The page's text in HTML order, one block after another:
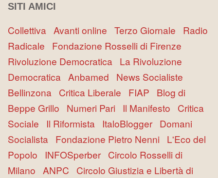
SITI AMICI
Collettiva Avanti online Terzo Giornale Radio
Radicale Fondazione Rosselli di Firenze
Rivoluzione Democratica La Rivoluzione
Democratica Anbamed News Socialiste
Bellinzona Critica Liberale FIAP Blog di
Beppe Grillo Numeri Pari Il Manifesto Critica
Sociale Il Riformista ItaloBlogger Domani
Socialista Fondazione Pietro Nenni L'Eco del
Popolo INFOSperber Circolo Rosselli di
Milano ANPC Circolo Giustizia e Libertà di